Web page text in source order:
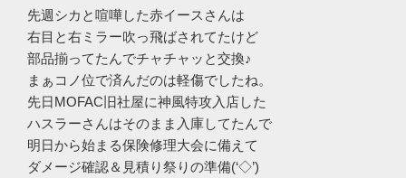
先週シカと喧嘩した赤イースさんは
右目と右ミラー吹っ飛ばされてたけど
部品揃ってたんでチャチャッと交換♪
まぁコノ位で済んだのは軽傷でしたね。
先日MOFAC旧社屋に神風特攻入店した
ハスラーさんはそのまま入庫してたんで
明日から始まる保険修理大会に備えて
ダメージ確認＆見積り祭りの準備(‘◇’)ゞ